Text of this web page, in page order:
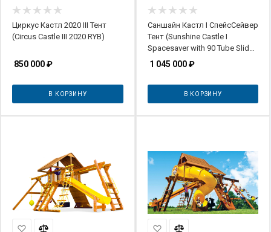
Циркус Кастл 2020 III Тент
(Circus Castle III 2020 RYB)
850 000₽
В КОРЗИНУ
Саншайн Кастл I СпейсСейвер
Тент (Sunshine Castle I
Spacesaver with 90 Tube Slide
RYB)
1 045 000₽
В КОРЗИНУ